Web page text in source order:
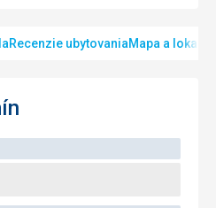
Recenzie ubytovaniaMapa a lokalita